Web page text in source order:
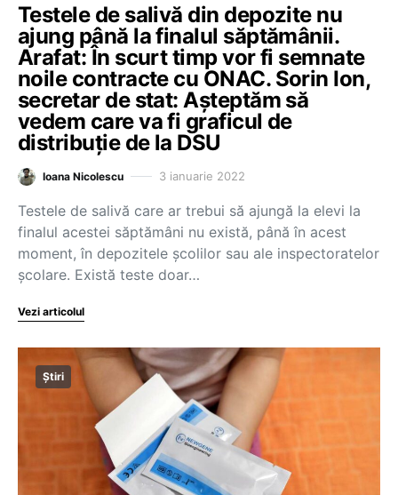
Testele de salivă din depozite nu
ajung până la finalul săptămânii.
Arafat: În scurt timp vor fi semnate
noile contracte cu ONAC. Sorin Ion,
secretar de stat: Așteptăm să
vedem care va fi graficul de
distribuție de la DSU
Ioana Nicolescu 3 ianuarie 2022
Testele de salivă care ar trebui să ajungă la elevi la
finalul acestei săptămâni nu există, până în acest
moment, în depozitele școlilor sau ale inspectoratelor
școlare. Există teste doar…
Vezi articolul
Știri